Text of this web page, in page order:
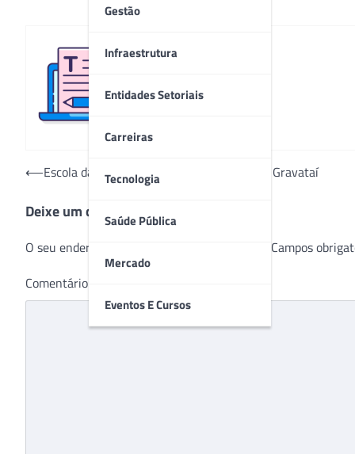
Gestão
Infraestrutura
Entidades Setoriais
Carreiras
Tecnologia
Saúde Pública
Mercado
Eventos E Cursos
Navegação
Post
⟵Escola da Saúde cada vez mais próxima de Gravataí
Deixe um comentário
O seu endereço de e-mail não será publicado.
Campos
Comentário